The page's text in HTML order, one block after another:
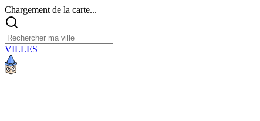
Chargement de la carte...
VILLES